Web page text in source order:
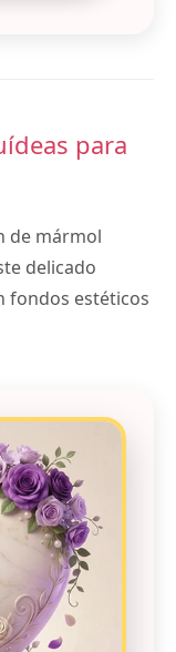
para
de mármol
delicado
fondos estéticos